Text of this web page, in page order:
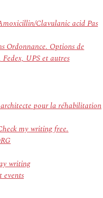
Clavulanic acid Pas
Ordonnance. Options de
UPS et autres
pour la réhabilitation
my writing free.
writing
events